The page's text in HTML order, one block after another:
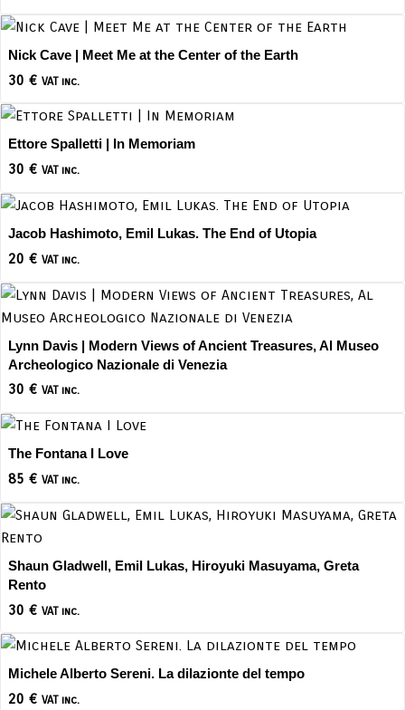
Nick Cave | Meet Me at the Center of the Earth
30 € VAT inc.
Ettore Spalletti | In Memoriam
30 € VAT inc.
Jacob Hashimoto, Emil Lukas. The End of Utopia
20 € VAT inc.
Lynn Davis | Modern Views of Ancient Treasures, Al Museo
Archeologico Nazionale di Venezia
30 € VAT inc.
The Fontana I Love
85 € VAT inc.
Shaun Gladwell, Emil Lukas, Hiroyuki Masuyama, Greta
Rento
30 € VAT inc.
Michele Alberto Sereni. La dilazionte del tempo
20 € VAT inc.